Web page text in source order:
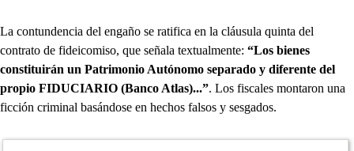
La contundencia del engaño se ratifica en la cláusula quinta del
contrato de fideicomiso, que señala textualmente: “Los bienes
constituirán un Patrimonio Autónomo separado y diferente del
propio FIDUCIARIO (Banco Atlas)...”. Los fiscales montaron una
ficción criminal basándose en hechos falsos y sesgados.